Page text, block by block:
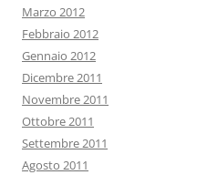
Marzo 2012
Febbraio 2012
Gennaio 2012
Dicembre 2011
Novembre 2011
Ottobre 2011
Settembre 2011
Agosto 2011